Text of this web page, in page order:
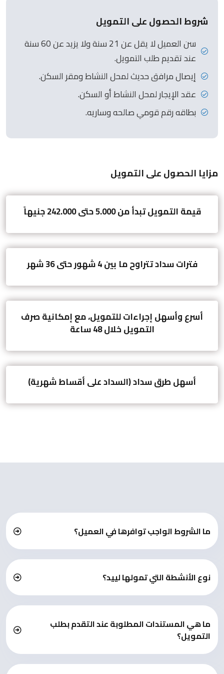
شروط الحصول على التمويل
سن العميل لا يقل عن 21 سنة ولا يزيد عن 60 سنة
عند تقديم طلب التمويل.
إيصال مرافق حديث لمحل النشاط ومقر السكن.
عقد الإيجار لمحل النشاط أو السكن.
بطاقه رقم قومي صالحه وساريه.
مزايا الحصول على التمويل
قيمة التمويل تبدأ من 5.000 حتى 242.000 جنيهاً
فترات سداد تتراوح ما بين 4 شهور حتى 36 شهر
أسرع وأسهل إجراءات للتمويل، مع إمكانية صرف
التمويل خلال 48 ساعة
أسهل طرق سداد (السداد على أقساط شهرية)
ما الشروط الواجب توافرها في العميل؟
نوع الأنشطة التي تمولها لييد؟
ما هي المستندات المطلوبة عند التقدم بطلب
التمويل؟